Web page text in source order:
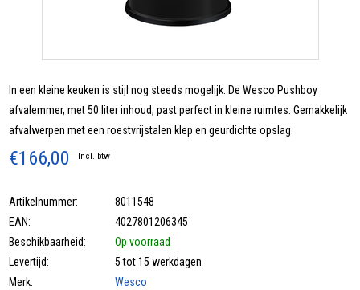
In een kleine keuken is stijl nog steeds mogelijk. De Wesco Pushboy
afvalemmer, met 50 liter inhoud, past perfect in kleine ruimtes. Gemakkelijk
afvalwerpen met een roestvrijstalen klep en geurdichte opslag.
€166,00 Incl. btw
Artikelnummer:
8011548
EAN:
4027801206345
Beschikbaarheid:
Op voorraad
Levertijd:
5 tot 15 werkdagen
Merk:
Wesco